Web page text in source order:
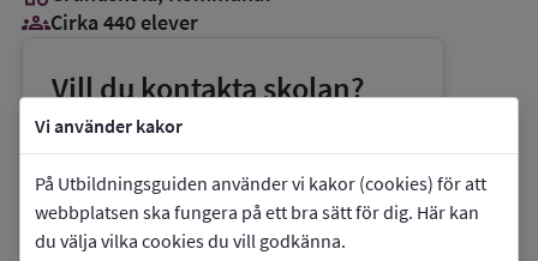
Vi använder kakor
På Utbildningsguiden använder vi kakor (cookies) för att
webbplatsen ska fungera på ett bra sätt för dig. Här kan
du välja vilka cookies du vill godkänna.
groups_3Cirka 440 elever
Vill du kontakta skolan?
phoneTelefon:033-358887
E-post: mattias.gunnander@boras.se
link Webbplats:Daltorpskolan 7-9